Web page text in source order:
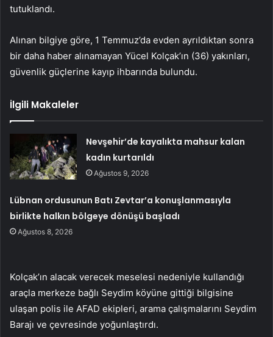
tutuklandı.
Alınan bilgiye göre, 1 Temmuz’da evden ayrıldıktan sonra
bir daha haber alınamayan Yücel Kolçak’ın (36) yakınları,
güvenlik güçlerine kayıp ihbarında bulundu.
İlgili Makaleler
Nevşehir’de kayalıkta mahsur kalan
kadın kurtarıldı
Ağustos 9, 2026
Lübnan ordusunun Batı Zevtar’a konuşlanmasıyla
birlikte halkın bölgeye dönüşü başladı
Ağustos 8, 2026
Kolçak’ın alacak verecek meselesi nedeniyle kullandığı
araçla merkeze bağlı Seydim köyüne gittiği bilgisine
ulaşan polis ile AFAD ekipleri, arama çalışmalarını Seydim
Barajı ve çevresinde yoğunlaştırdı.